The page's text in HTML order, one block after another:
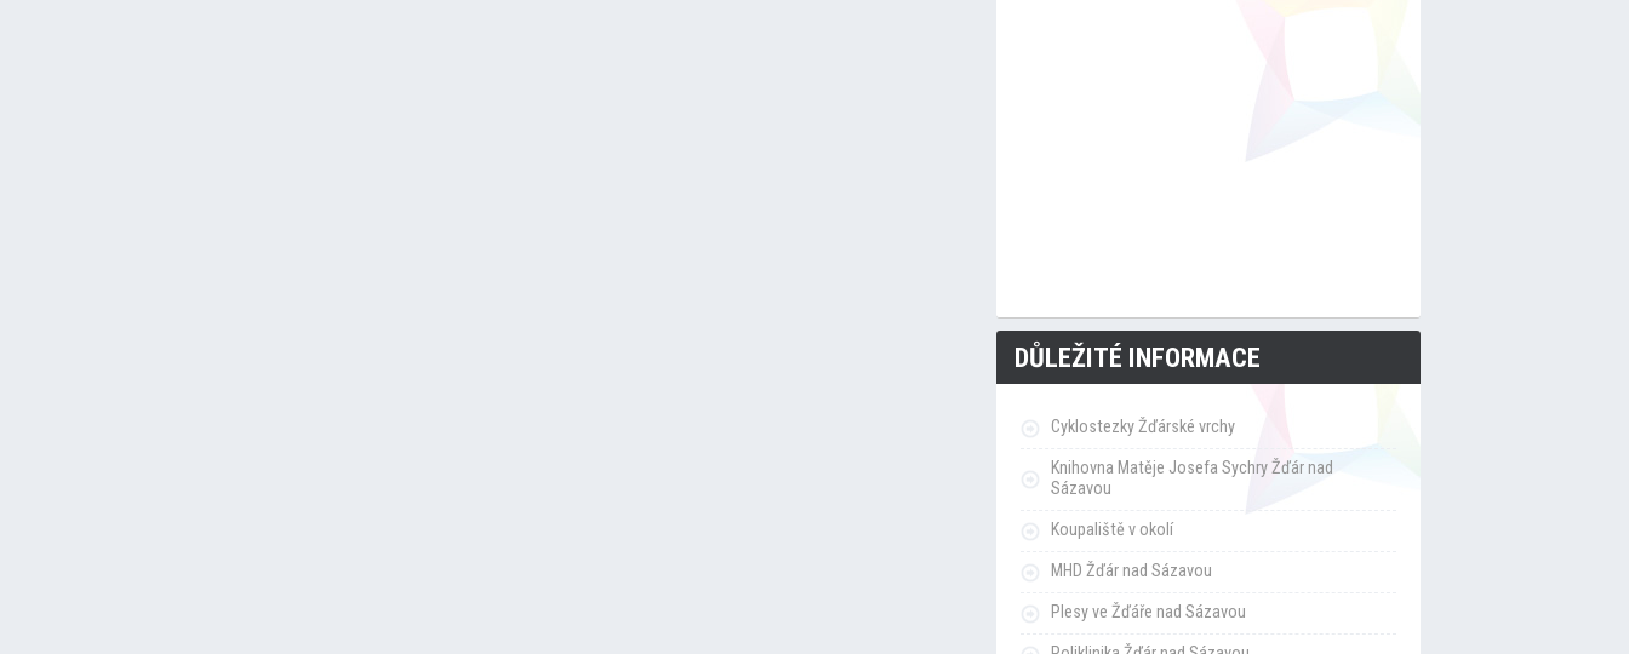
DŮLEŽITÉ INFORMACE
Cyklostezky Žďárské vrchy
Knihovna Matěje Josefa Sychry Žďár nad
Sázavou
Koupaliště v okolí
MHD Žďár nad Sázavou
Plesy ve Žďáře nad Sázavou